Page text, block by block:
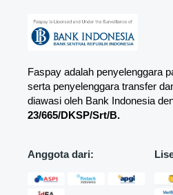
Faspay adalah penyelenggara
serta penyelenggara transfer
diawasi oleh Bank Indonesia
23/665/DKSP/Srt/B.
Anggota dari: